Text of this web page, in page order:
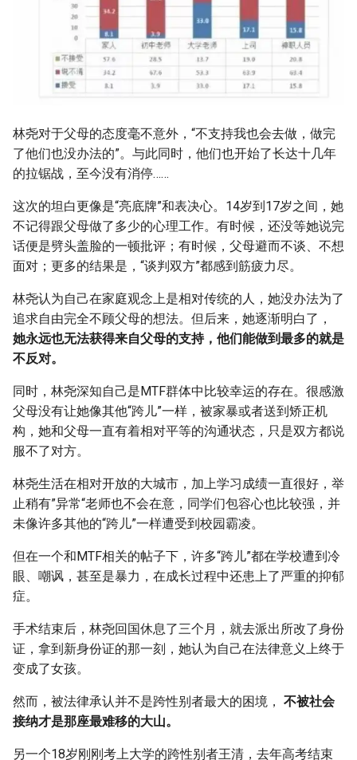
林尧对于父母的态度毫不意外，“不支持我也会去做，做完
了他们也没办法的”。与此同时，他们也开始了长达十几年
的拉锯战，至今没有消停……
这次的坦白更像是“亮底牌”和表决心。14岁到17岁之间，她
不记得跟父母做了多少的心理工作。有时候，还没等她说完
话便是劈头盖脸的一顿批评；有时候，父母避而不谈、不想
面对；更多的结果是，“谈判双方”都感到筋疲力尽。
林尧认为自己在家庭观念上是相对传统的人，她没办法为了
追求自由完全不顾父母的想法。但后来，她逐渐明白了，
她永远也无法获得来自父母的支持，他们能做到最多的就是
不反对。
同时，林尧深知自己是MTF群体中比较幸运的存在。很感激
父母没有让她像其他“跨儿”一样，被家暴或者送到矫正机
构，她和父母一直有着相对平等的沟通状态，只是双方都说
服不了对方。
林尧生活在相对开放的大城市，加上学习成绩一直很好，举
止稍有”异常“老师也不会在意，同学们包容心也比较强，并
未像许多其他的“跨儿”一样遭受到校园霸凌。
但在一个和MTF相关的帖子下，许多“跨儿”都在学校遭到冷
眼、嘲讽，甚至是暴力，在成长过程中还患上了严重的抑郁
症。
手术结束后，林尧回国休息了三个月，就去派出所改了身份
证，拿到新身份证的那一刻，她认为自己在法律意义上终于
变成了女孩。
然而，被法律承认并不是跨性别者最大的困境， 不被社会
接纳才是那座最难移的大山。
另一个18岁刚刚考上大学的跨性别者王清，去年高考结束